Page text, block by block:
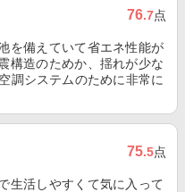
76.7点
を備えていて省エネ性能が
構造のためか、揺れが少な
調システムのために非常に
75.5点
生活しやすくて気に入って